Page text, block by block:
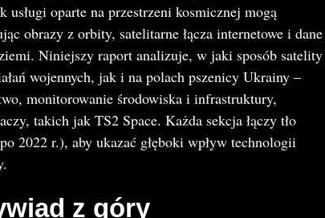
oparte na przestrzeni kosmicznej mogą
obrazy z orbity, satelitarne łącza internetowe i dane
Niniejszy raport analizuje, w jaki sposób satelity
wojennych, jak i na polach pszenicy Ukrainy –
monitorowanie środowiska i infrastruktury,
takich jak TS2 Space. Każda sekcja łączy tło
2022 r.), aby ukazać głęboki wpływ technologii
z góry